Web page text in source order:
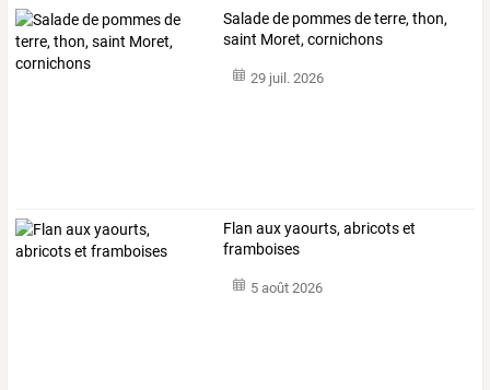
Salade de pommes de terre, thon,
saint Moret, cornichons
29 juil. 2026
Flan aux yaourts, abricots et
framboises
5 août 2026